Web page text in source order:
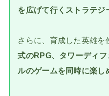
を広げて行くストラテジ
さらに、育成した英雄を
式のRPG、タワーディ
ルのゲームを同時に楽し